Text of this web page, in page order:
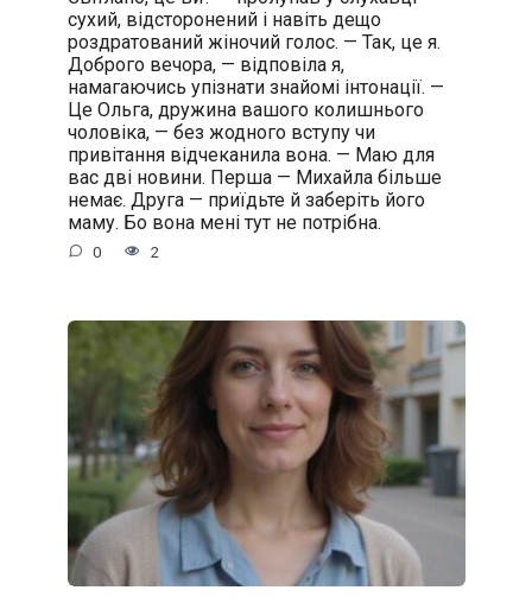
сухий, відсторонений і навіть дещо
роздратований жіночий голос. — Так, це я.
Доброго вечора, — відповіла я,
намагаючись упізнати знайомі інтонації. —
Це Ольга, дружина вашого колишнього
чоловіка, — без жодного вступу чи
привітання відчеканила вона. — Маю для
вас дві новини. Перша — Михайла більше
немає. Друга — приїдьте й заберіть його
маму. Бо вона мені тут не потрібна.
0 2